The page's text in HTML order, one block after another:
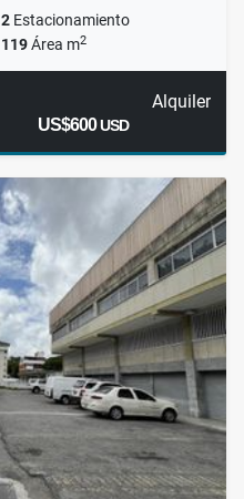
2 Estacionamiento
119Área m2
Alquiler
US$600USD